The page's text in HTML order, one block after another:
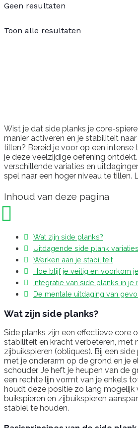
Geen resultaten
Toon alle resultaten
Wist je dat side planks je core-
manier activeren en je stabiliteit
tillen? Bereid je voor op een intense
je deze veelzijdige oefening
verschillende variaties en
spel naar een hoger niveau te tillen.
Inhoud van deze pagina
Wat zijn side planks?
Uitdagende side plank variaties
Werken aan je stabiliteit
Hoe blijf je veilig en voorkom
Integratie van side planks in je
De mentale uitdaging van
Wat zijn side planks?
Side planks zijn een effectieve core
stabiliteit en kracht verbeteren, met
zijbuikspieren (obliques). Bij een side
met je onderarm op de grond en je
schouder. Je heft je heupen van de
een rechte lijn vormt van je enkels
houdt deze positie zo lang mogelijk
buikspieren en zijbuikspieren
stabiel te houden.